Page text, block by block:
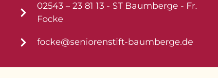
02543 – 23 81 13 - ST Baumberge - Fr.
Focke
focke@seniorenstift-baumberge.de